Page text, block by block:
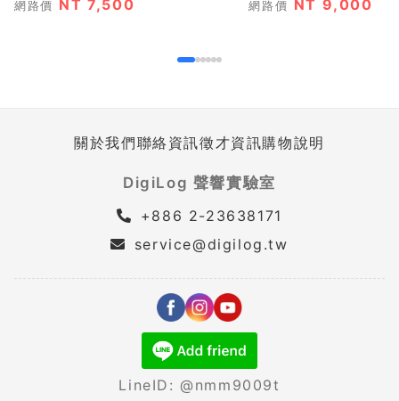
網路價 NT 7,500 網路價 NT 9,000
關於我們聯絡資訊徵才資訊購物說明
DigiLog 聲響實驗室
+886 2-23638171
service@digilog.tw
LineID: @nmm9009t